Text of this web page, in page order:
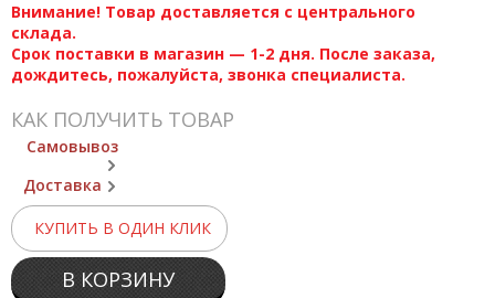
Внимание! Товар доставляется с центрального
склада.
Срок поставки в магазин — 1-2 дня. После заказа,
дождитесь, пожалуйста, звонка специалиста.
КАК ПОЛУЧИТЬ ТОВАР
Самовывоз
Доставка
КУПИТЬ В ОДИН КЛИК
В КОРЗИНУ